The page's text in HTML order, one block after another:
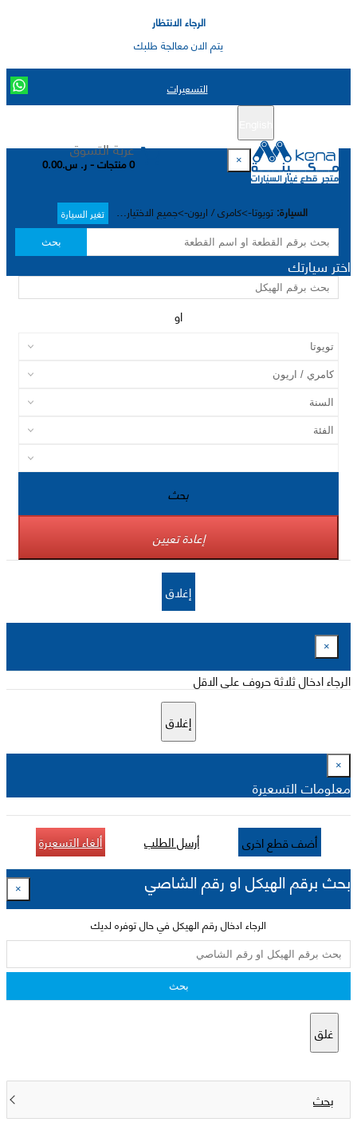
الرجاء الانتظار
يتم الان معالجة طلبك
التسعيرات
عربة التسوق
0 منتجات - ر. س.0.00
السيارة: تويوتا->كامري / اريون->جميع الاختيارات-> تغير السيارة
بحث
×
اختر سيارتك
او
بحث
إعادة تعيين
إغلاق
×
الرجاء ادخال ثلاثة حروف على الاقل
إغلاق
×
معلومات التسعيرة
أضف قطع اخرى أرسل الطلب ألغاء التسعيرة
بحث برقم الهيكل او رقم الشاصي ×
الرجاء ادخال رقم الهيكل في حال توفره لديك
بحث
غلق
بحث